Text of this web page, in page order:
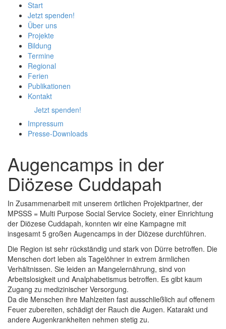
Start
Jetzt spenden!
Über uns
Projekte
Bildung
Termine
Regional
Ferien
Publikationen
Kontakt
Jetzt spenden!
Impressum
Presse-Downloads
Augencamps in der
Diözese Cuddapah
In Zusammenarbeit mit unserem örtlichen Projektpartner, der
MPSSS = Multi Purpose Social Service Society, einer Einrichtung
der Diözese Cuddapah, konnten wir eine Kampagne mit
insgesamt 5 großen Augencamps in der Diözese durchführen.
Die Region ist sehr rückständig und stark von Dürre betroffen. Die
Menschen dort leben als Tagelöhner in extrem ärmlichen
Verhältnissen. Sie leiden an Mangelernährung, sind von
Arbeitslosigkeit und Analphabetismus betroffen. Es gibt kaum
Zugang zu medizinischer Versorgung.
Da die Menschen ihre Mahlzeiten fast ausschließlich auf offenem
Feuer zubereiten, schädigt der Rauch die Augen. Katarakt und
andere Augenkrankheiten nehmen stetig zu.